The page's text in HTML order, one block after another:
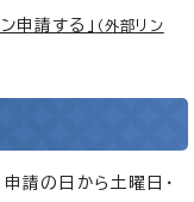
申請する」 （外部リン
請の日から土曜日・